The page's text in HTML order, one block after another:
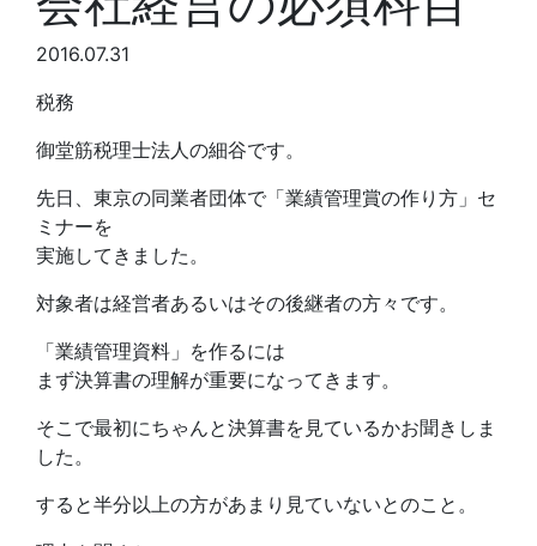
2016.07.31
税務
御堂筋税理士法人の細谷です。
先日、東京の同業者団体で「業績管理賞の作り方」セ
ミナーを
実施してきました。
対象者は経営者あるいはその後継者の方々です。
「業績管理資料」を作るには
まず決算書の理解が重要になってきます。
そこで最初にちゃんと決算書を見ているかお聞きしま
した。
すると半分以上の方があまり見ていないとのこと。